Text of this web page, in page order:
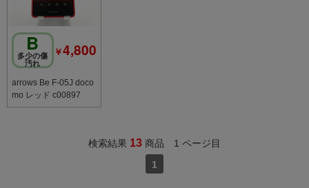
B
多少の傷
汚れ
￥4,800
arrows Be F-05J doco
mo レッド c00897
検索結果 13 商品 1 ページ目
1